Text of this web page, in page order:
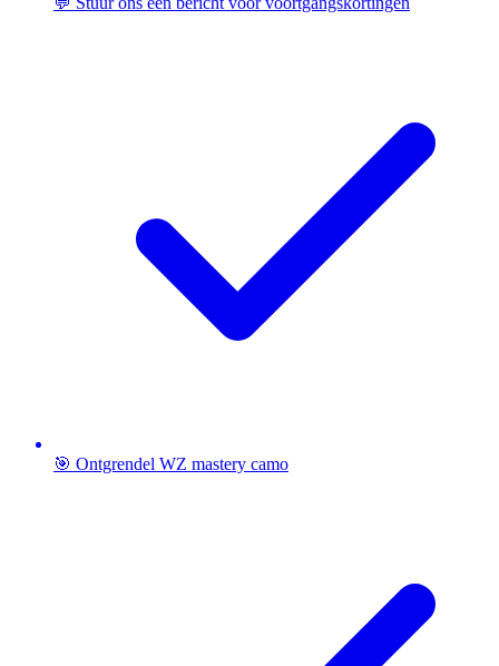
🎯 Ontgrendel WZ mastery camo